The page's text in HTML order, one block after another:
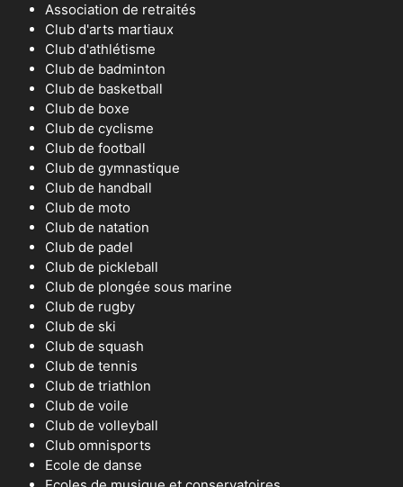
Association de retraités
Club d'arts martiaux
Club d'athlétisme
Club de badminton
Club de basketball
Club de boxe
Club de cyclisme
Club de football
Club de gymnastique
Club de handball
Club de moto
Club de natation
Club de padel
Club de pickleball
Club de plongée sous marine
Club de rugby
Club de ski
Club de squash
Club de tennis
Club de triathlon
Club de voile
Club de volleyball
Club omnisports
Ecole de danse